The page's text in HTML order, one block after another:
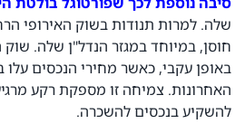
שלה. למרות תנודות בשוק האירופי
חוסן, במיוחד במגזר הנדל"ן שלה.
באופן עקבי, כאשר מחירי הנכסים
האחרונות. צמיחה זו מספקת רקע
להשקיע בנכסים להשכרה.